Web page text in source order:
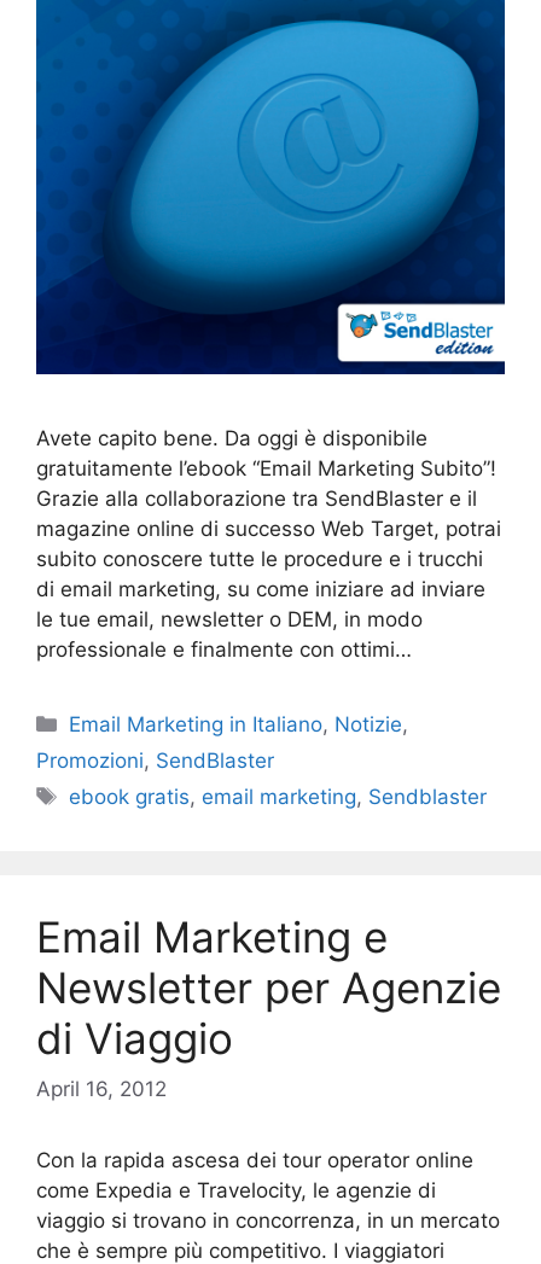
Avete capito bene. Da oggi è disponibile
gratuitamente l’ebook “Email Marketing Subito”!
Grazie alla collaborazione tra SendBlaster e il
magazine online di successo Web Target, potrai
subito conoscere tutte le procedure e i trucchi
di email marketing, su come iniziare ad inviare
le tue email, newsletter o DEM, in modo
professionale e finalmente con ottimi…
Categories
Email Marketing in Italiano, Notizie,
Promozioni, SendBlaster
Tags
ebook gratis, email marketing, Sendblaster
Email Marketing e
Newsletter per Agenzie
di Viaggio
April 16, 2012
Con la rapida ascesa dei tour operator online
come Expedia e Travelocity, le agenzie di
viaggio si trovano in concorrenza, in un mercato
che è sempre più competitivo. I viaggiatori